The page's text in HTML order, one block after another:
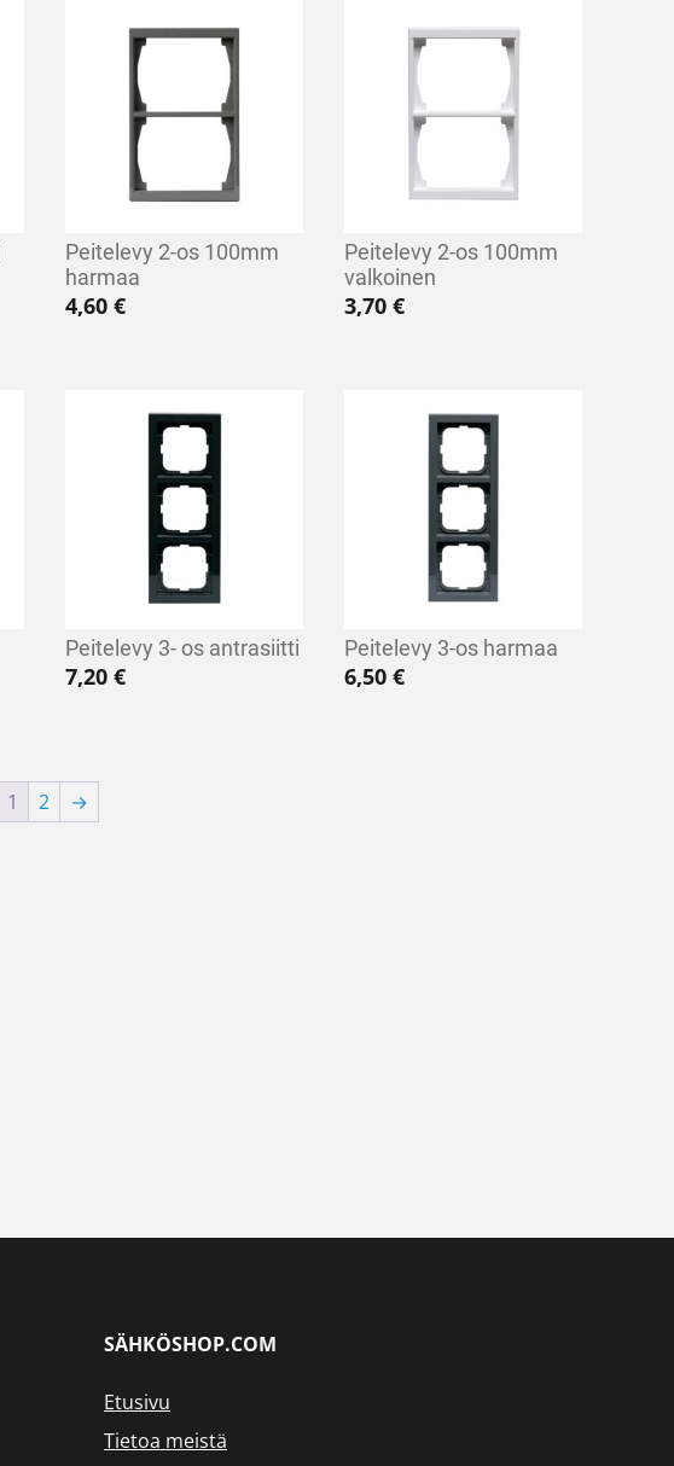
Peitelevy 2-os 100mm
harmaa
4,60€
Peitelevy 2-os 100mm
valkoinen
3,70€
Peitelevy 3- os antrasiitti
7,20€
Peitelevy 3-os harmaa
6,50€
1 2 →
SÄHKÖSHOP.COM
Etusivu
Tietoa meistä